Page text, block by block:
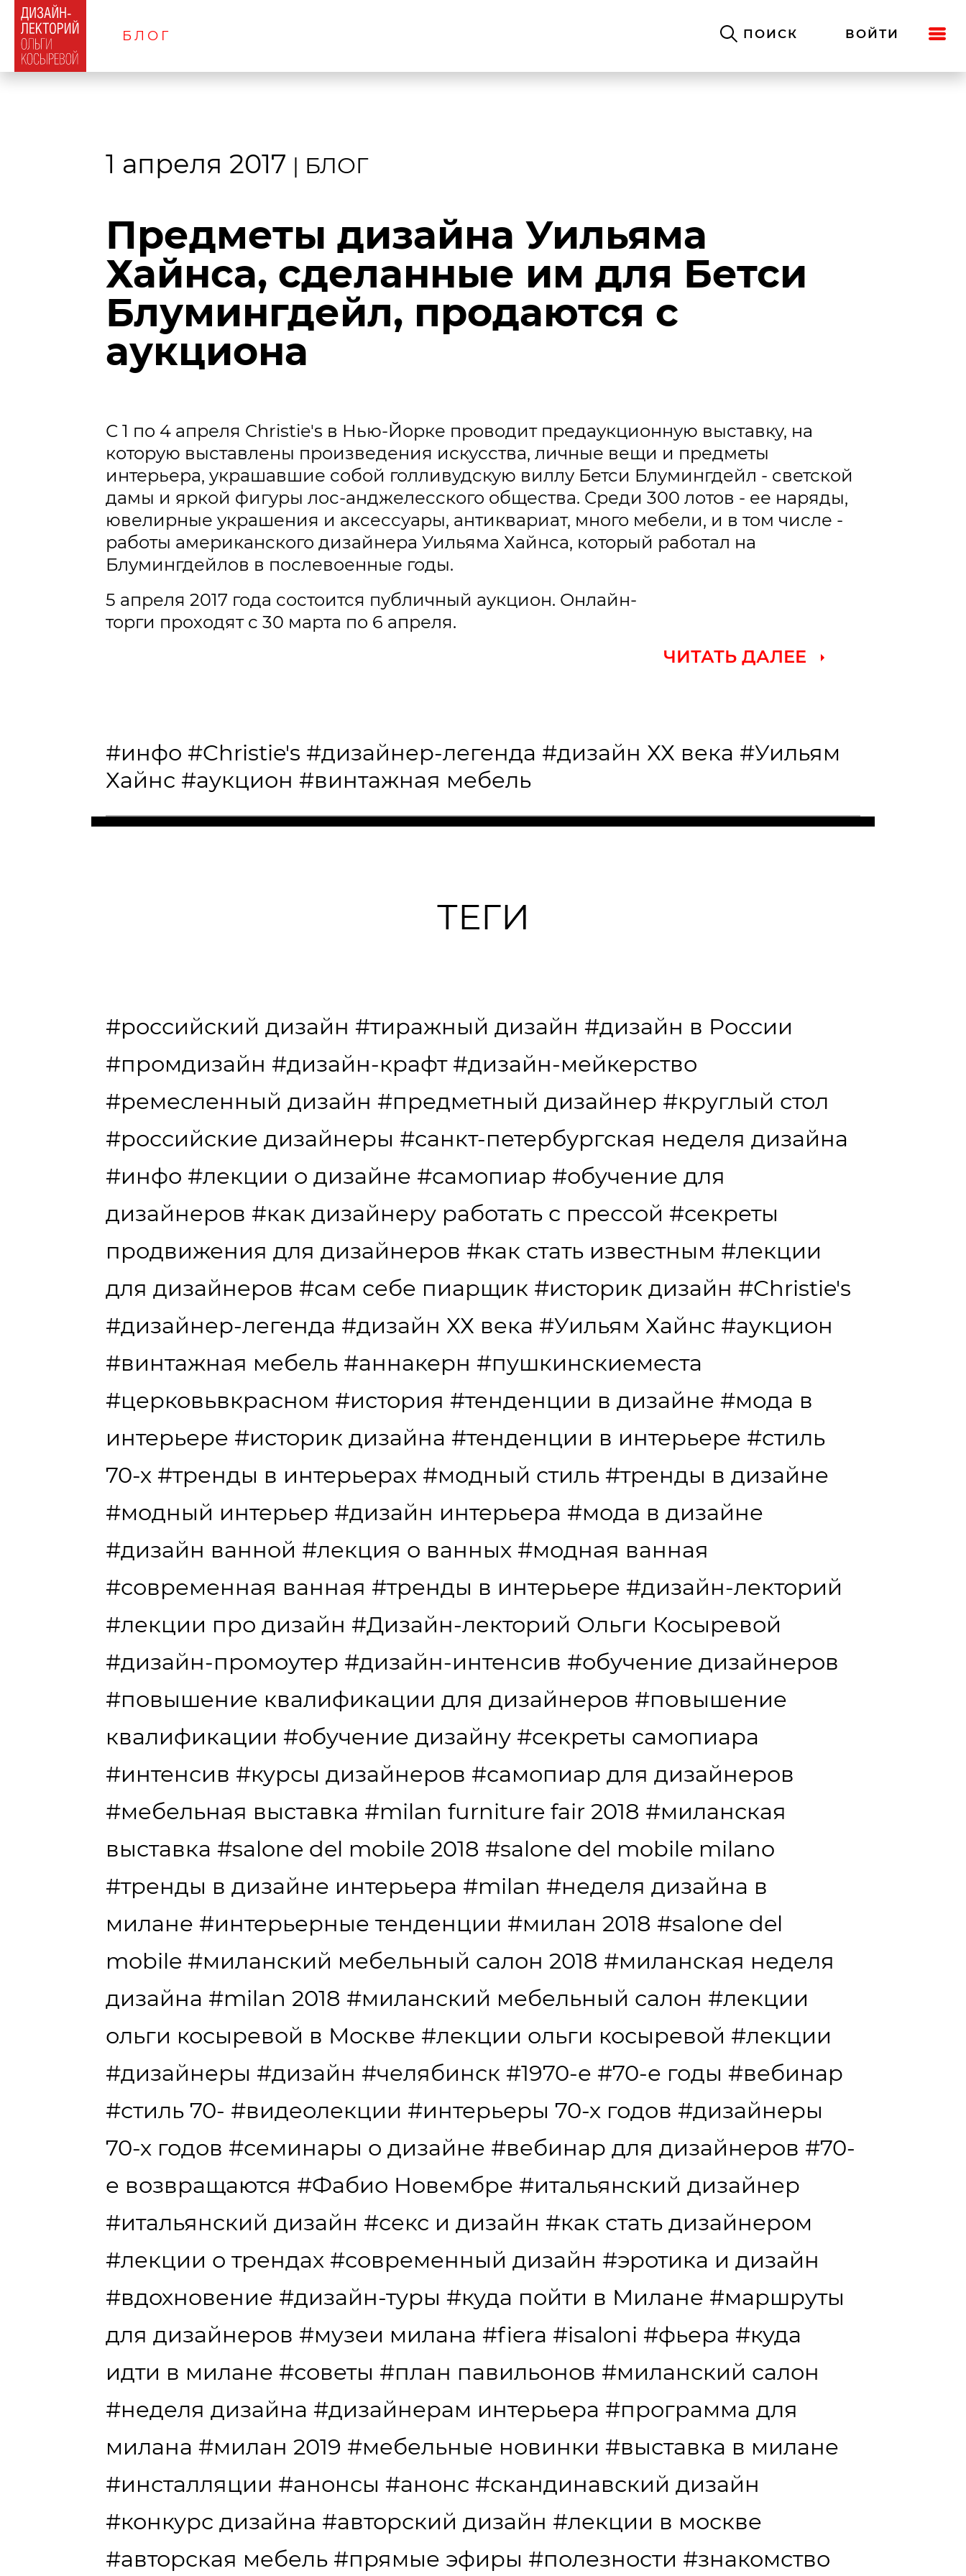
БЛОГ ПОИСК ВОЙТИ
1 апреля 2017 | БЛОГ
Предметы дизайна Уильяма
Хайнса, сделанные им для Бетси
Блумингдейл, продаются с
аукциона
С 1 по 4 апреля Christie's в Нью-Йорке проводит предаукционную выставку, на
которую выставлены произведения искусства, личные вещи и предметы
интерьера, украшавшие собой голливудскую виллу Бетси Блумингдейл - светской
дамы и яркой фигуры лос-анджелесского общества. Среди 300 лотов - ее наряды,
ювелирные украшения и аксессуары, антиквариат, много мебели, и в том числе -
работы американского дизайнера Уильяма Хайнса, который работал на
Блумингдейлов в послевоенные годы.
5 апреля 2017 года состоится публичный аукцион. Онлайн-
торги проходят с 30 марта по 6 апреля.
ЧИТАТЬ ДАЛЕЕ
#инфо #Christie's #дизайнер-легенда #дизайн ХХ века #Уильям
Хайнс #аукцион #винтажная мебель
ТЕГИ
#российский дизайн #тиражный дизайн #дизайн в России
#промдизайн #дизайн-крафт #дизайн-мейкерство
#ремесленный дизайн #предметный дизайнер #круглый стол
#российские дизайнеры #санкт-петербургская неделя дизайна
#инфо #лекции о дизайне #самопиар #обучение для
дизайнеров #как дизайнеру работать с прессой #секреты
продвижения для дизайнеров #как стать известным #лекции
для дизайнеров #сам себе пиарщик #историк дизайн #Christie's
#дизайнер-легенда #дизайн ХХ века #Уильям Хайнс #аукцион
#винтажная мебель #аннакерн #пушкинскиеместа
#церковьвкрасном #история #тенденции в дизайне #мода в
интерьере #историк дизайна #тенденции в интерьере #стиль
70-х #тренды в интерьерах #модный стиль #тренды в дизайне
#модный интерьер #дизайн интерьера #мода в дизайне
#дизайн ванной #лекция о ванных #модная ванная
#современная ванная #тренды в интерьере #дизайн-лекторий
#лекции про дизайн #Дизайн-лекторий Ольги Косыревой
#дизайн-промоутер #дизайн-интенсив #обучение дизайнеров
#повышение квалификации для дизайнеров #повышение
квалификации #обучение дизайну #секреты самопиара
#интенсив #курсы дизайнеров #самопиар для дизайнеров
#мебельная выставка #milan furniture fair 2018 #миланская
выставка #salone del mobile 2018 #salone del mobile milano
#тренды в дизайне интерьера #milan #неделя дизайна в
милане #интерьерные тенденции #милан 2018 #salone del
mobile #миланский мебельный салон 2018 #миланская неделя
дизайна #milan 2018 #миланский мебельный салон #лекции
ольги косыревой в Москве #лекции ольги косыревой #лекции
#дизайнеры #дизайн #челябинск #1970-е #70-е годы #вебинар
#стиль 70- #видеолекции #интерьеры 70-х годов #дизайнеры
70-х годов #семинары о дизайне #вебинар для дизайнеров #70-
е возвращаются #Фабио Новембре #итальянский дизайнер
#итальянский дизайн #секс и дизайн #как стать дизайнером
#лекции о трендах #современный дизайн #эротика и дизайн
#вдохновение #дизайн-туры #куда пойти в Милане #маршруты
для дизайнеров #музеи милана #fiera #isaloni #фьера #куда
идти в милане #советы #план павильонов #миланский салон
#неделя дизайна #дизайнерам интерьера #программа для
милана #милан 2019 #мебельные новинки #выставка в милане
#инсталляции #анонсы #анонс #скандинавский дизайн
#конкурс дизайна #авторский дизайн #лекции в москве
#авторская мебель #прямые эфиры #полезности #знакомство